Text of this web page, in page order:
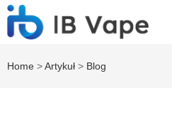
Home >Artykuł > Blog